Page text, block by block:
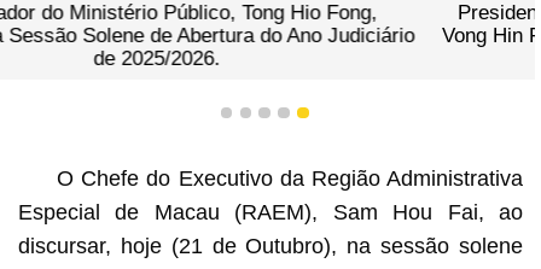
Presidente da Associação dos Advogados de Macau,
Vong Hin Fai, discursa na Sessão Solene de Abertura do
Ano Judiciário de 2025/2026.
1 2 3 4 5
O Chefe do Executivo da Região Administrativa
Especial de Macau (RAEM), Sam Hou Fai, ao
discursar, hoje (21 de Outubro), na sessão solene